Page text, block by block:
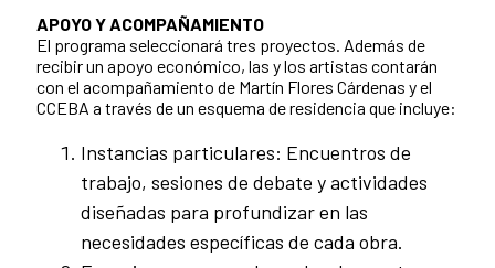
APOYO Y ACOMPAÑAMIENTO
El programa seleccionará tres proyectos. Además de
recibir un apoyo económico, las y los artistas contarán
con el acompañamiento de Martín Flores Cárdenas y el
CCEBA a través de un esquema de residencia que incluye:
Instancias particulares: Encuentros de
trabajo, sesiones de debate y actividades
diseñadas para profundizar en las
necesidades específicas de cada obra.